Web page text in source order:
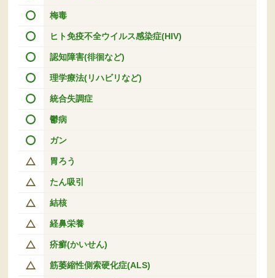
梅毒
ヒト免疫不全ウイルス感染症(HIV)
認知障害(徘徊など)
理学療法(リハビリなど)
統合失調症
鬱病
ガン
胃ろう
たん吸引
結核
経鼻栄養
疥癬(かいせん)
筋萎縮性側索硬化症(ALS)